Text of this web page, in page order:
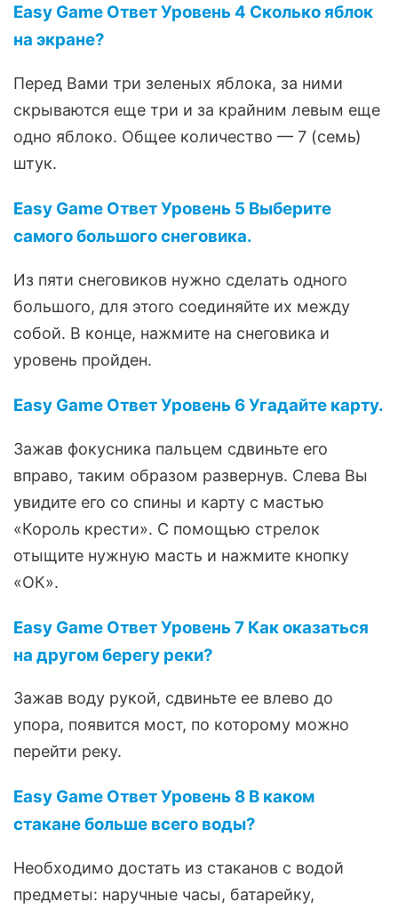
Easy Game Ответ Уровень 4 Сколько яблок
на экране?
Перед Вами три зеленых яблока, за ними
скрываются еще три и за крайним левым еще
одно яблоко. Общее количество — 7 (семь)
штук.
Easy Game Ответ Уровень 5 Выберите
самого большого снеговика.
Из пяти снеговиков нужно сделать одного
большого, для этого соединяйте их между
собой. В конце, нажмите на снеговика и
уровень пройден.
Easy Game Ответ Уровень 6 Угадайте карту.
Зажав фокусника пальцем сдвиньте его
вправо, таким образом развернув. Слева Вы
увидите его со спины и карту с мастью
«Король крести». С помощью стрелок
отыщите нужную масть и нажмите кнопку
«ОК».
Easy Game Ответ Уровень 7 Как оказаться
на другом берегу реки?
Зажав воду рукой, сдвиньте ее влево до
упора, появится мост, по которому можно
перейти реку.
Easy Game Ответ Уровень 8 В каком
стакане больше всего воды?
Необходимо достать из стаканов с водой
предметы: наручные часы, батарейку,